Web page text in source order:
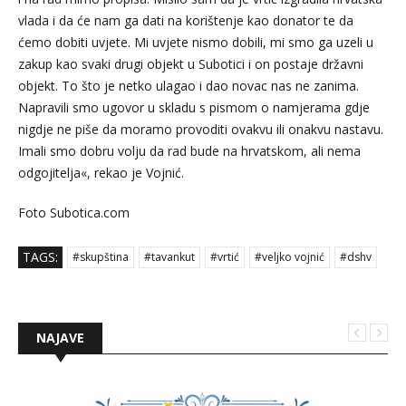
vlada i da će nam ga dati na korištenje kao donator te da
ćemo dobiti uvjete. Mi uvjete nismo dobili, mi smo ga uzeli u
zakup kao svaki drugi objekt u Subotici i on postaje državni
objekt. To što je netko ulagao i dao novac nas ne zanima.
Napravili smo ugovor u skladu s pismom o namjerama gdje
nigdje ne piše da moramo provoditi ovakvu ili onakvu nastavu.
Imali smo dobru volju da rad bude na hrvatskom, ali nema
odgojitelja«, rekao je Vojnić.
Foto Subotica.com
TAGS: #skupština #tavankut #vrtić #veljko vojnić #dshv
NAJAVE